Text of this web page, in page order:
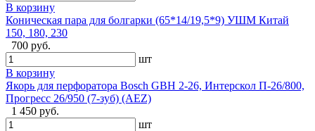
В корзину
Коническая пара для болгарки (65*14/19,5*9) УШМ Китай
150, 180, 230
700 руб.
шт
В корзину
Якорь для перфоратора Bosch GBH 2-26, Интерскол П-26/800,
Прогресс 26/950 (7-зуб) (AEZ)
1 450 руб.
шт